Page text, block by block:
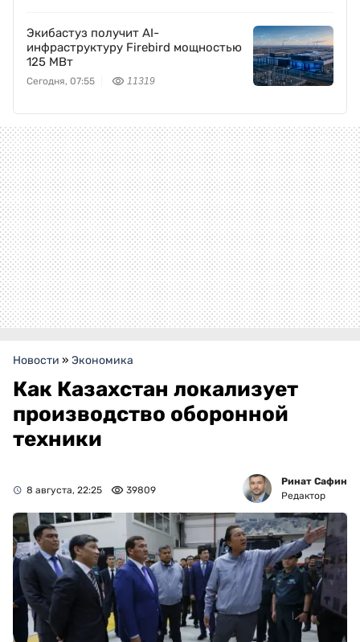
Экибастуз получит AI-
инфраструктуру Firebird мощностью
125 МВт
Сегодня, 07:55 11319
Новости » Экономика
Как Казахстан локализует
производство оборонной
техники
8 августа, 22:25 39809
Ринат Сафин
Редактор